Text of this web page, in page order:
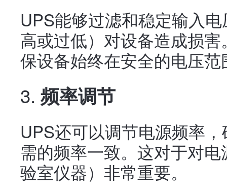
UPS能够过滤和稳定输入
高或过低）对设备造成损
保设备始终在安全的电压
3. 频率调节
UPS还可以调节电源频率
需的频率一致。这对于对
验室仪器）非常重要。